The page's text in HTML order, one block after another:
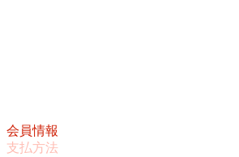
会員情報
支払方法